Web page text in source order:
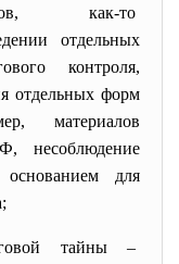
как-то
отдельных
контроля,
отдельных форм
материалов
несоблюдение
основанием для
тайны –